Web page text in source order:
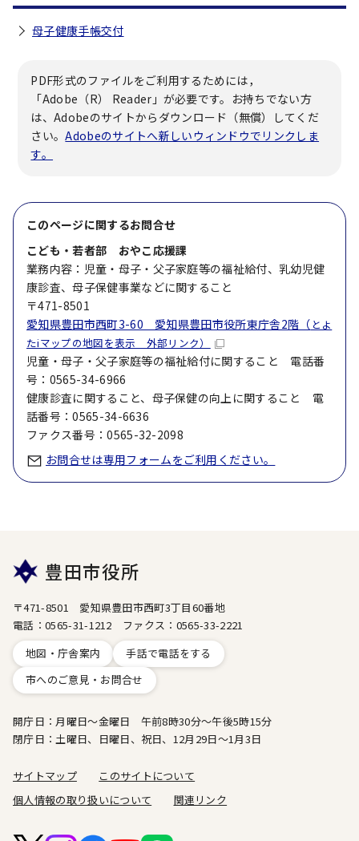
母子健康手帳交付
PDF形式のファイルをご利用するためには，
「Adobe（R） Reader」が必要です。お持ちでない方
は、Adobeのサイトからダウンロード（無償）してくだ
さい。Adobeのサイトへ新しいウィンドウでリンクしま
す。
このページに関するお問合せ
こども・若者部 おやこ応援課
業務内容：児童・母子・父子家庭等の福祉給付、乳幼児健
康診査、母子保健事業などに関すること
〒471-8501
愛知県豊田市西町3-60 愛知県豊田市役所東庁舎2階（ とよ
たiマップの地図を表示 外部リンク）
児童・母子・父子家庭等の福祉給付に関すること 電話番
号：0565-34-6966
健康診査に関すること、母子保健の向上に関すること 電
話番号：0565-34-6636
ファクス番号：0565-32-2098
お問合せは専用フォームをご利用ください。
豊田市役所
〒471-8501 愛知県豊田市西町3丁目60番地
電話：0565-31-1212 ファクス：0565-33-2221
地図・庁舎案内
手話で電話をする
市へのご意見・お問合せ
開庁日：月曜日～金曜日 午前8時30分～午後5時15分
閉庁日：土曜日、日曜日、祝日、12月29日～1月3日
サイトマップ
このサイトについて
個人情報の取り扱いについて
関連リンク